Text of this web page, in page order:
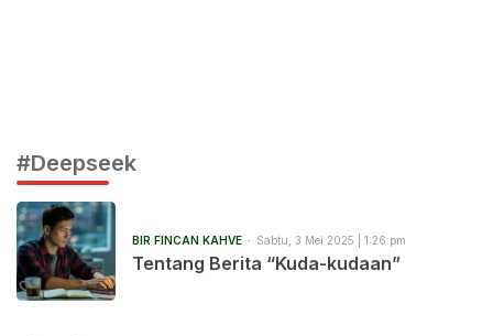
#Deepseek
BIR FINCAN KAHVE Sabtu, 3 Mei 2025 | 1:26 pm
Tentang Berita “Kuda-kudaan”